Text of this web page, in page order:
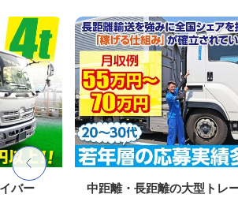
バー
中距離・長距離の大型トレ